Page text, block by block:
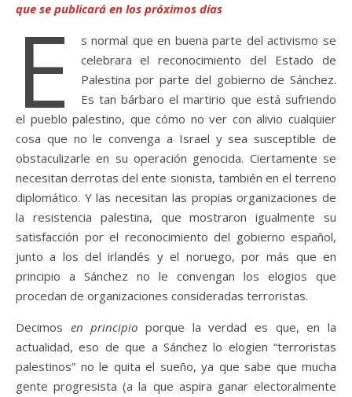
que se publicará en los próximos días
E
s normal que en buena parte del activismo se
celebrara el reconocimiento del Estado de
Palestina por parte del gobierno de Sánchez.
Es tan bárbaro el martirio que está sufriendo
el pueblo palestino, que cómo no ver con alivio cualquier
cosa que no le convenga a Israel y sea susceptible de
obstaculizarle en su operación genocida. Ciertamente se
necesitan derrotas del ente sionista, también en el terreno
diplomático. Y las necesitan las propias organizaciones de
la resistencia palestina, que mostraron igualmente su
satisfacción por el reconocimiento del gobierno español,
junto a los del irlandés y el noruego, por más que en
principio a Sánchez no le convengan los elogios que
procedan de organizaciones consideradas terroristas.
Decimos en principioporque la verdad es que, en la
actualidad, eso de que a Sánchez lo elogien “terroristas
palestinos” no le quita el sueño, ya que sabe que mucha
gente progresista (a la que aspira ganar electoralmente